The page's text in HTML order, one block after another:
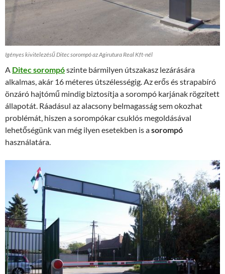
Igényes kivitelezésű Ditec sorompó az Agirutura Real Kft-nél
A Ditec sorompószinte bármilyen útszakasz lezárására
alkalmas, akár 16 méteres útszélességig. Az erős és strapabíró
önzáró hajtómű mindig biztosítja a sorompó karjának rögzített
állapotát. Ráadásul az alacsony belmagasság sem okozhat
problémát, hiszen a sorompókar csuklós megoldásával
lehetőségünk van még ilyen esetekben is asorompó
használatára.